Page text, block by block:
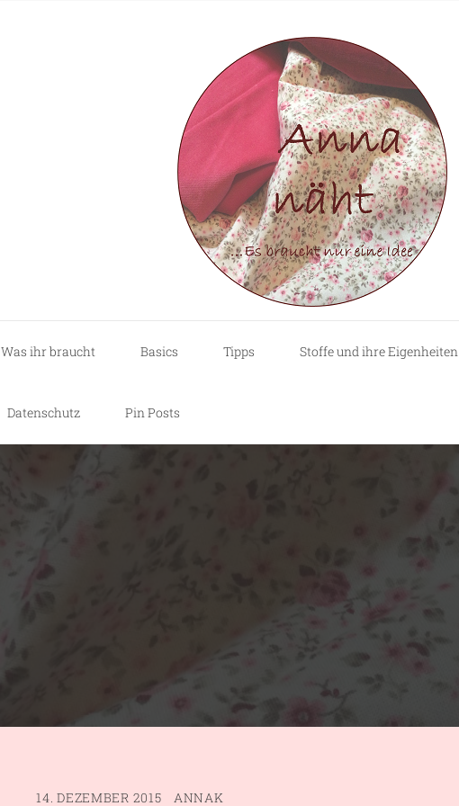
Was ihr braucht Basics Tipps Stoffe und ihre Eigenheiten
Datenschutz Pin Posts
14. DEZEMBER 2015 ANNAK